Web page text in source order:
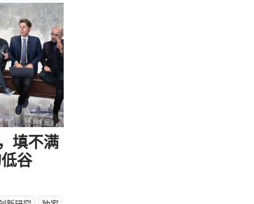
的又一次向上突破
断加码中国，周大福也试图凭
源、工艺积淀与品牌信誉，完
。高级珠宝并非简单的品类延
义品牌价值、建立东方高珠语
试。填不满
谷